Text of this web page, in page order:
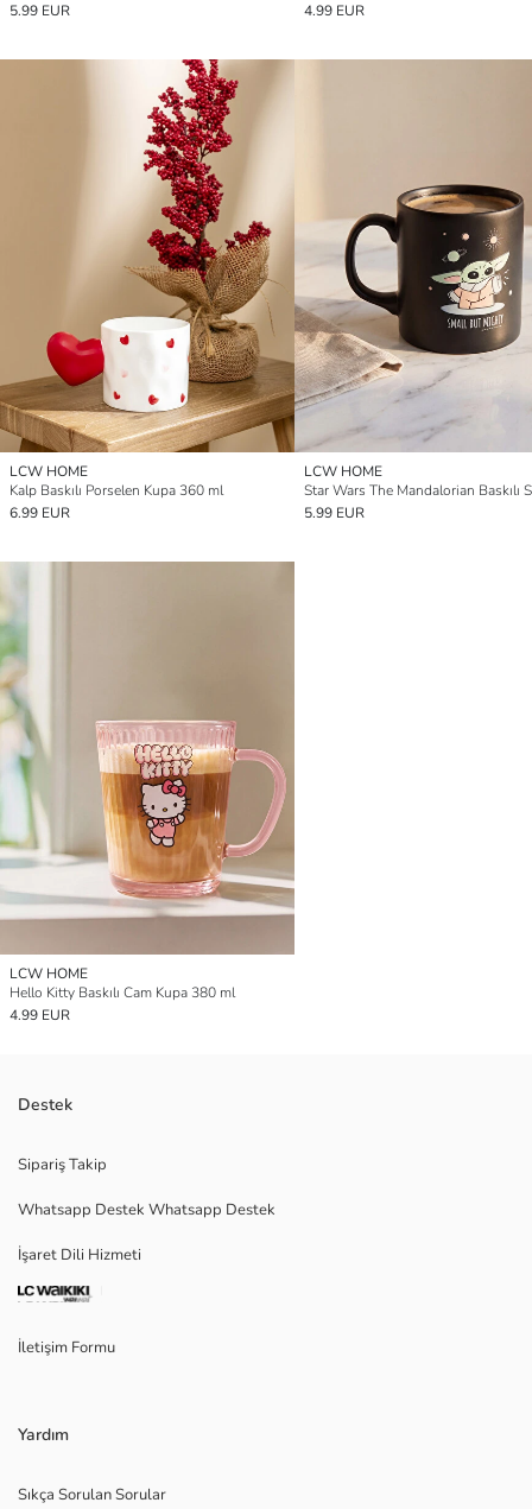
5.99 EUR
4.99 EUR
LCW HOME
Kalp Baskılı Porselen Kupa 360 ml
6.99 EUR
LCW HOME
5.99 EUR
LCW HOME
Hello Kitty Baskılı Cam Kupa 380 ml
4.99 EUR
Destek
Sipariş Takip
Whatsapp Destek Whatsapp Destek
İşaret Dili Hizmeti
İletişim Formu
Yardım
Sıkça Sorulan Sorular